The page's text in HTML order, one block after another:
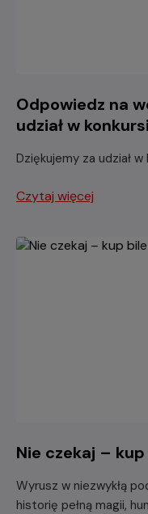
Odpowiedz na
udział w
Dziękujemy za udział w
Czytaj więcej
Nie czekaj –
Wyrusz w niezwykłą
historię pełną magii,